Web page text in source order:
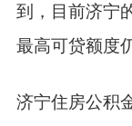
到，目前济宁
最高可贷额度
济宁住房公积